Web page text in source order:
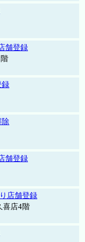
舗登録
録
除
舗登録
店舗登録
喜店4階